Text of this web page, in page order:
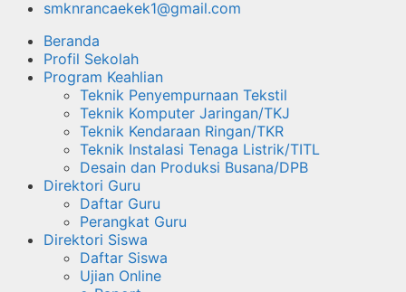
smknrancaekek1@gmail.com
Beranda
Profil Sekolah
Program Keahlian
Teknik Penyempurnaan Tekstil
Teknik Komputer Jaringan/TKJ
Teknik Kendaraan Ringan/TKR
Teknik Instalasi Tenaga Listrik/TITL
Desain dan Produksi Busana/DPB
Direktori Guru
Daftar Guru
Perangkat Guru
Direktori Siswa
Daftar Siswa
Ujian Online